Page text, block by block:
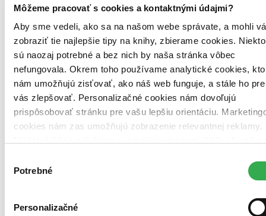
Môžeme pracovať s cookies a kontaktnými údajmi?
Aby sme vedeli, ako sa na našom webe správate, a mohli
zobraziť tie najlepšie tipy na knihy, zbierame cookies.
sú naozaj potrebné a bez nich by naša stránka vôbec
nefungovala. Okrem toho používame analytické cookies,
nám umožňujú zisťovať, ako náš web funguje, a stále ho pre
vás zlepšovať. Personalizačné cookies nám dovoľujú
prispôsobovať stránku pre vašu lepšiu orientáciu.
cookies nám zas umožňujú zobrazenie relevantnej reklamy.
Ďakujeme!
súhlasu
Potrebné
Personalizačné
evidencii danej knižnice, môže však už byť aktuálne požičaná. Tu
zoznam všetkých viac ako 200 slovenských knižníc
ktorých máme údaje.
Ďalšie knižné vydania (12)